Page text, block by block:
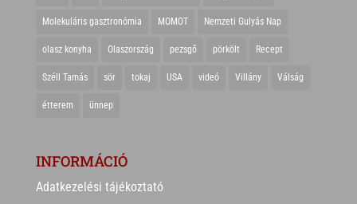
Molekuláris gasztronómia MOMOT Nemzeti Gulyás Nap
olasz konyha Olaszország pezsgő pörkölt Recept
Széll Tamás sör tokaj USA videó Villány Válság
étterem ünnep
INFORMÁCIÓ
Adatkezelési tájékoztató